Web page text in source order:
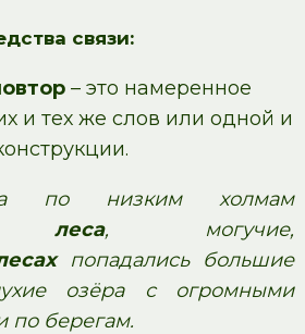
связи:
– это намеренное
и тех же слов или одной и
по низким холмам
леса, могучие,
попадались большие
озёра с огромными
по берегам.